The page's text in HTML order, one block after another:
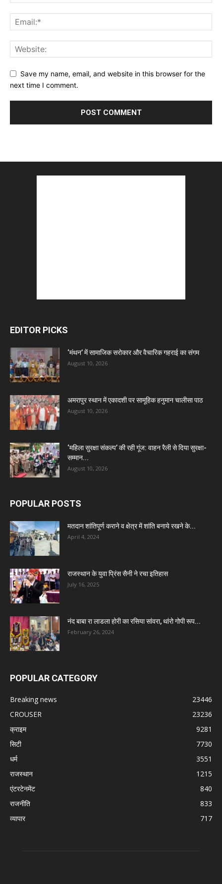
Save my name, email, and website in this browser for the
next time I comment.
EDITOR PICKS
‘मंथन’ में सामाजिक सरोकार और वैचारिक गहराई का संगम
August 10, 2026
अमरापुर स्थान में एकादशी पर सामूहिक हनुमान चालीसा पाठ
August 10, 2026
‘महिला सुरक्षा संकल्प’ की रही गूंज: वाहन रैली से दिया सुरक्षा-
सम्मान...
August 10, 2026
POPULAR POSTS
मतदान शांतिपूर्ण कराने व क्षेत्र में शांति बनाये रखने के...
April 4, 2024
राजस्थान के युवा प्रिंस सैनी ने रचा इतिहास
July 16, 2025
नंद बाबा रा लाडला होरी का रसिया सांवरा, थांरो गोपी रूप...
February 26, 2024
POPULAR CATEGORY
Breaking news
23446
CROUSER
23236
क्राइम
9281
सिटी
7730
धर्म
3551
राजस्थान
1215
एंटरटेनमेंट
840
राजनीति
833
व्यापार
717